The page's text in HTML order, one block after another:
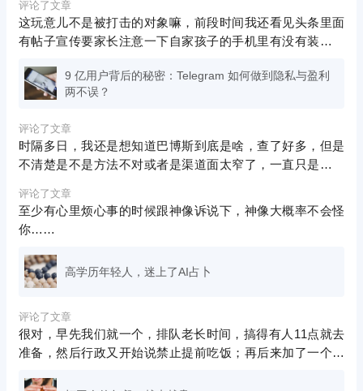
评论了文章
这玩意儿不是被打击的对象嘛，前段时间我还看见头条里面
有帖子宣传要家长注意一下自家孩子的手机里有没有装这个
9 亿用户背后的秘密：Telegram 如何做到隐私与盈利
两不误？
评论了文章
时隔多日，我还是想知道巴博斯到底是啥，查了好多，但是
不清楚是不是方法不对或者是渠道面太窄了，一直只是搜到
评论了文章
至少有心里烦心事的时候跟神像诉说下，神像大概率不会怪
你……
高学历年轻人，迷上了AI占卜
评论了文章
很对，早先我们就一个，排队老长时间，搞得有人11点就去
准备，然后行政又开始说禁止提前吃饭；再后来加了一个微